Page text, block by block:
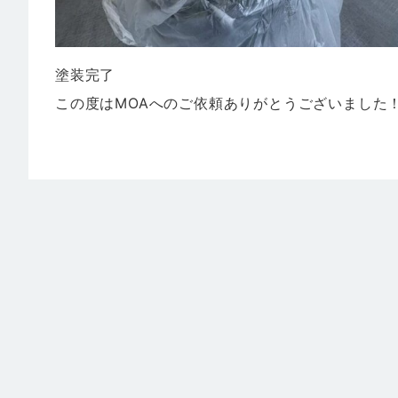
塗装完了
この度はMOAへのご依頼ありがとうございました